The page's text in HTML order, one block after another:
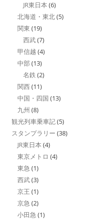
JR東日本 (6)
北海道・東北(5)
関東 (19)
西武(7)
甲信越 (4)
中部 (13)
名鉄 (2)
関西(11)
中国・四国 (13)
九州 (8)
観光列車乗車記(5)
スタンプラリー (38)
JR東日本 (4)
東京メトロ (4)
東急 (1)
西武(3)
京王 (1)
京急 (2)
小田急 (1)